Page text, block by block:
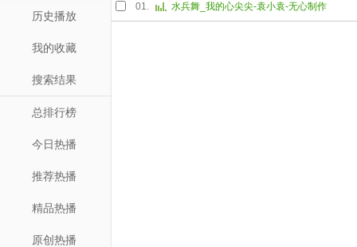
历史播放
我的收藏
搜索结果
总排行榜
今日热播
推荐热播
精品热播
原创热播
01. 水兵舞_我的心尖尖-袁小袁-无心制作